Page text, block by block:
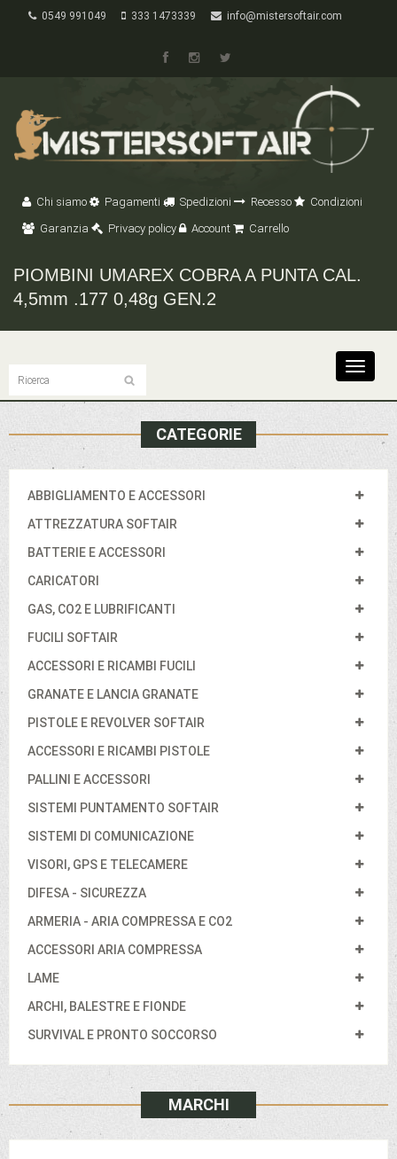
0549 991049 333 1473339 info@mistersoftair.com
Chi siamo Pagamenti Spedizioni Recesso
Condizioni
Garanzia
Privacy policy Account Carrello
PIOMBINI UMAREX COBRA A PUNTA CAL.
4,5mm .177 0,48g GEN.2
Toggle
CATEGORIE
ABBIGLIAMENTO E ACCESSORI
ATTREZZATURA SOFTAIR
BATTERIE E ACCESSORI
CARICATORI
GAS, CO2 E LUBRIFICANTI
FUCILI SOFTAIR
ACCESSORI E RICAMBI FUCILI
GRANATE E LANCIA GRANATE
PISTOLE E REVOLVER SOFTAIR
ACCESSORI E RICAMBI PISTOLE
PALLINI E ACCESSORI
SISTEMI PUNTAMENTO SOFTAIR
SISTEMI DI COMUNICAZIONE
VISORI, GPS E TELECAMERE
DIFESA - SICUREZZA
ARMERIA - ARIA COMPRESSA E CO2
ACCESSORI ARIA COMPRESSA
LAME
ARCHI, BALESTRE E FIONDE
SURVIVAL E PRONTO SOCCORSO
MARCHI